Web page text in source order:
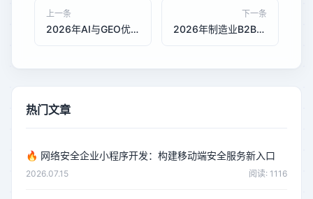
上一条
2026年AI与GEO优化在中小企业数字化转型中的实践分析
下一条
2026年制造业B2B网站询盘转化技术对比分析
热门文章
🔥 网络安全企业小程序开发：构建移动端安全服务新入口
2026.07.15 阅读: 1116